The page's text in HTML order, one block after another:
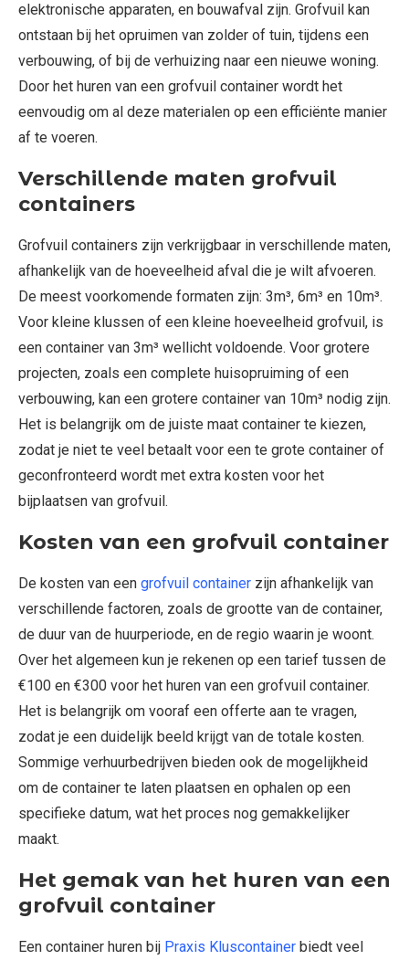
elektronische apparaten, en bouwafval zijn. Grofvuil kan
ontstaan bij het opruimen van zolder of tuin, tijdens een
verbouwing, of bij de verhuizing naar een nieuwe woning.
Door het huren van een grofvuil container wordt het
eenvoudig om al deze materialen op een efficiënte manier
af te voeren.
Verschillende maten grofvuil
containers
Grofvuil containers zijn verkrijgbaar in verschillende maten,
afhankelijk van de hoeveelheid afval die je wilt afvoeren.
De meest voorkomende formaten zijn: 3m³, 6m³ en 10m³.
Voor kleine klussen of een kleine hoeveelheid grofvuil, is
een container van 3m³ wellicht voldoende. Voor grotere
projecten, zoals een complete huisopruiming of een
verbouwing, kan een grotere container van 10m³ nodig zijn.
Het is belangrijk om de juiste maat container te kiezen,
zodat je niet te veel betaalt voor een te grote container of
geconfronteerd wordt met extra kosten voor het
bijplaatsen van grofvuil.
Kosten van een grofvuil container
De kosten van een grofvuil container zijn afhankelijk van
verschillende factoren, zoals de grootte van de container,
de duur van de huurperiode, en de regio waarin je woont.
Over het algemeen kun je rekenen op een tarief tussen de
€100 en €300 voor het huren van een grofvuil container.
Het is belangrijk om vooraf een offerte aan te vragen,
zodat je een duidelijk beeld krijgt van de totale kosten.
Sommige verhuurbedrijven bieden ook de mogelijkheid
om de container te laten plaatsen en ophalen op een
specifieke datum, wat het proces nog gemakkelijker
maakt.
Het gemak van het huren van een
grofvuil container
Een container huren bij Praxis Kluscontainer biedt veel